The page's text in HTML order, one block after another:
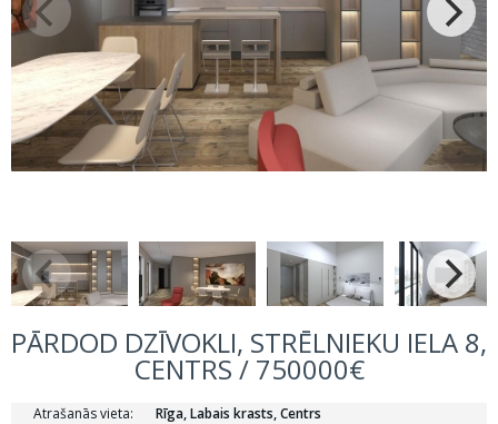
PĀRDOD DZĪVOKLI, STRĒLNIEKU IELA 8,
CENTRS / 750000€
Atrašanās vieta:
Rīga, Labais krasts, Centrs